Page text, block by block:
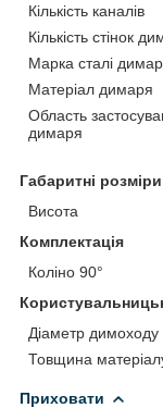
Кількість каналів
Кількість стінок
Марка сталі
Матеріал димаря
Область
димаря
Габаритні розміри
Висота
Комплектація
Коліно 90°
Діаметр димоходу
Товщина
Приховати